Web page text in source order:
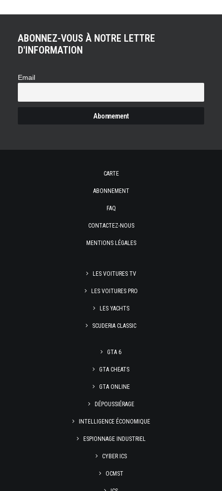
ABONNEZ-VOUS À NOTRE LETTRE
D'INFORMATION
Email
CARTE
ABONNEMENT
FAQ
CONTACTEZ-NOUS
MENTIONS LÉGALES
LES VOITURES TV
LES VOITURES PRO
LES YACHTS
SCUDERIA CLASSIC
GTA 6
GTA CHEATS
GTA ONLINE
DÉPOUSSIÉRAGE
INTELLIGENCE ÉCONOMIQUE
ESPIONNAGE INDUSTRIEL
CYBER ICS
OCMST